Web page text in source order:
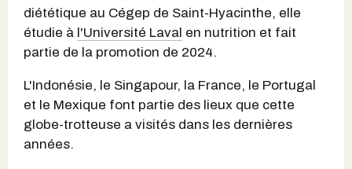
diététique au Cégep de Saint-Hyacinthe, elle
étudie à l'Université Laval en nutrition et fait
partie de la promotion de 2024.
L'Indonésie, le Singapour, la France, le Portugal
et le Mexique font partie des lieux que cette
globe-trotteuse a visités dans les dernières
années.